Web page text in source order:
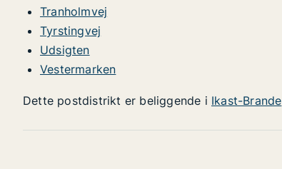
Tranholmvej
Tyrstingvej
Udsigten
Vestermarken
Dette postdistrikt er beliggende i Ikast-Brande